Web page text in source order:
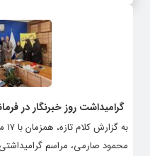
گرامیداشت روز خبرنگار در
محمود صارمی، مراسم